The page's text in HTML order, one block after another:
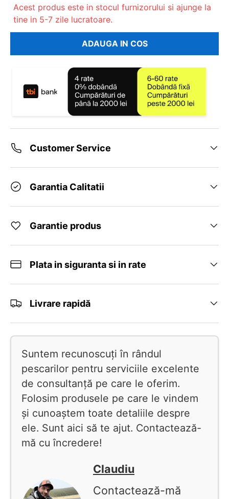
Acest produs este in stocul furnizorului si ajunge la
tine in 5-7 zile lucratoare.
ADAUGA IN COS
Customer Service
Garantia Calitatii
Garantie produs
Plata in siguranta si in rate
Livrare rapidă
Suntem recunoscuți în rândul
pescarilor pentru serviciile excelente
de consultanță pe care le oferim.
Folosim produsele pe care le vindem
și cunoaștem toate detaliile despre
ele. Sunt aici să te ajut. Contactează-
mă cu încredere!
Claudiu
Contactează-mă